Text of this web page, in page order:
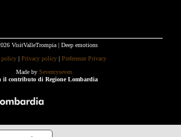
VisitValleTrompia | Deep emotions
policy | Privacy policy | Preferenze Privacy
Made by Seventyseven
il contributo di Regione Lombardia